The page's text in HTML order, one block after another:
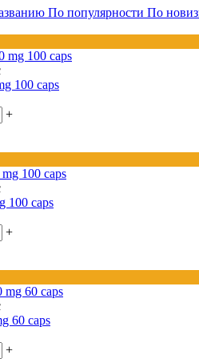
По популярности По
100 caps
+
100 caps
+
60 caps
+